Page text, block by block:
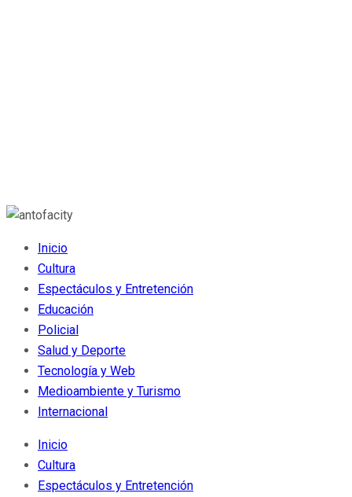
Inicio
Cultura
Espectáculos y Entretención
Educación
Policial
Salud y Deporte
Tecnología y Web
Medioambiente y Turismo
Internacional
Inicio
Cultura
Espectáculos y Entretención